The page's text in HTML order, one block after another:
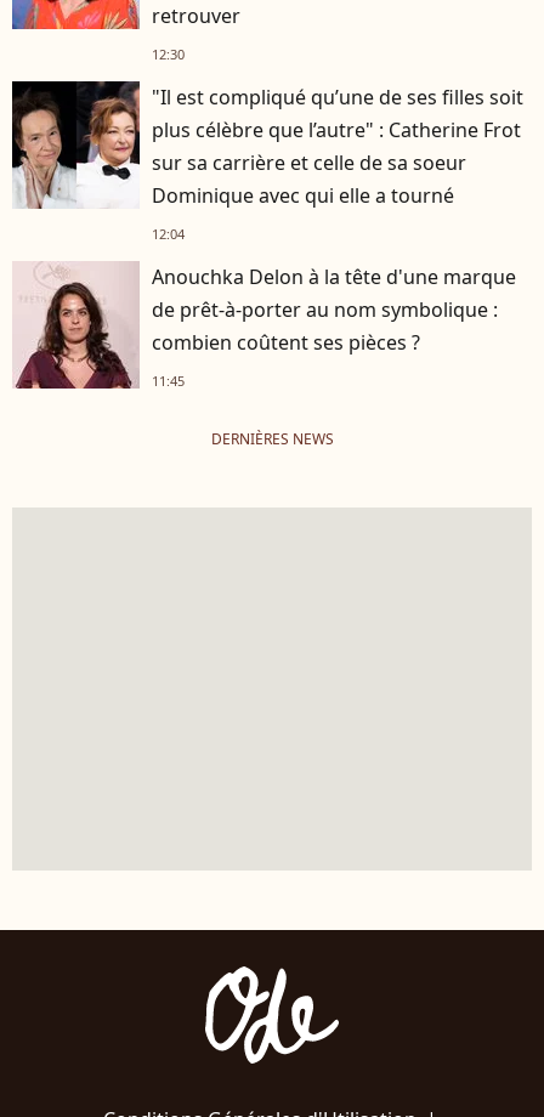
retrouver
12:30
"Il est compliqué qu’une de ses filles soit
plus célèbre que l’autre" : Catherine Frot
sur sa carrière et celle de sa soeur
Dominique avec qui elle a tourné
12:04
Anouchka Delon à la tête d'une marque
de prêt-à-porter au nom symbolique :
combien coûtent ses pièces ?
11:45
DERNIÈRES NEWS